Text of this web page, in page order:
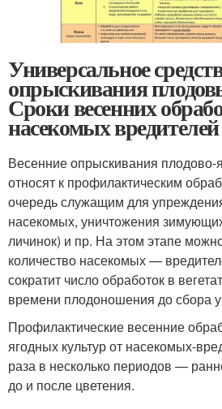
Универсальное
опрыскивания
Сроки весенних
насекомых вредителей
Весенние опрыскивания плодово-
относят к профилактическим
очередь служащим для
насекомых, уничтожения
личинок) и пр. На этом этапе
количество насекомых —
сократит число обработок в
времени плодоношения до сбора
Профилактические весенние
ягодных культур от насекомых-
раза в несколько периодов —
до и после цветения.